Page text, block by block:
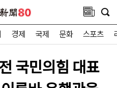
경제 국제 문화 스포츠
국민의힘 대표